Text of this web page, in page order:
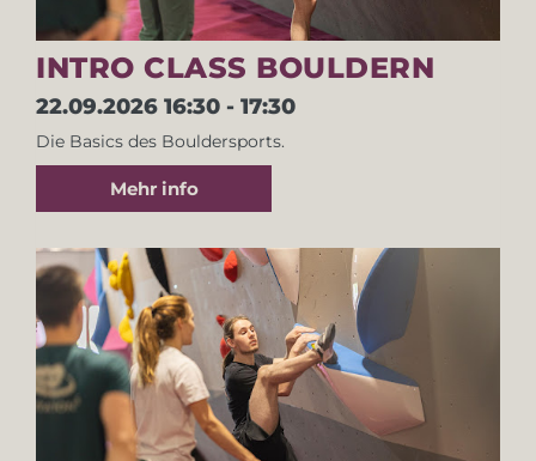
INTRO CLASS BOULDERN
22.09.2026 16:30 - 17:30
Die Basics des Bouldersports.
Mehr info